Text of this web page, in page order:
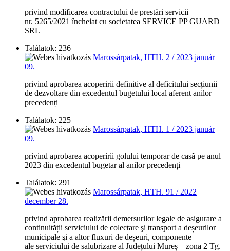
privind modificarea contractului de prestări servicii
nr. 5265/2021 încheiat cu societatea SERVICE PP GUARD
SRL
Találatok: 236
Marossárpatak, HTH. 2 / 2023 január
09.
privind aprobarea acoperirii definitive al deficitului secțiunii
de dezvoltare din excedentul bugetului local aferent anilor
precedenți
Találatok: 225
Marossárpatak, HTH. 1 / 2023 január
09.
privind aprobarea acoperirii golului temporar de casă pe anul
2023 din excedentul bugetar al anilor precedenți
Találatok: 291
Marossárpatak, HTH. 91 / 2022
december 28.
privind aprobarea realizării demersurilor legale de asigurare a
continuității serviciului de colectare şi transport a deșeurilor
municipale şi a altor fluxuri de deșeuri, componente
ale serviciului de salubrizare al Județului Mureș – zona 2 Tg.